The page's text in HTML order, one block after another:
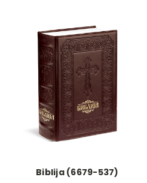
Biblija (6679-537)